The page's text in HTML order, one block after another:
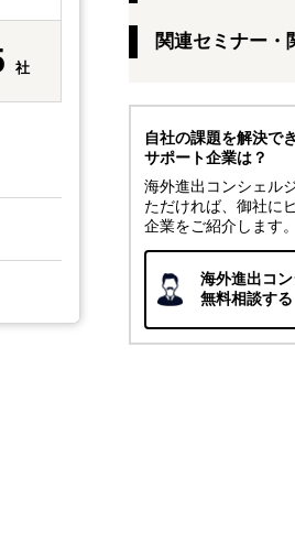
社
関連セミナー・
自社の課題を解決で
サポート企業は？
海外進出コンシェル
ただければ、御社に
企業をご紹介します。
海外進出コ
無料相談する